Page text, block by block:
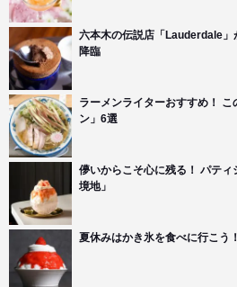
六本木の伝説店「Lauderdale
降臨
ラーメンライターおすすめ！
ン」6選
儚いからこそ心に残る！ パテ
境地」
夏休みはかき氷を食べに行こう